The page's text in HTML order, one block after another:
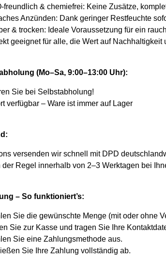
freundlich & chemiefrei: Keine Zusätze,
Anzünden: Dank geringer Restfeuchte
& trocken: Ideale Voraussetzung für ein
geeignet für alle, die Wert auf Nachhaltigkeit
(Mo–Sa, 9:00–13:00 Uhr):
Sie bei Selbstabholung!
verfügbar – Ware ist immer auf Lager
versenden wir schnell mit DPD
der Regel innerhalb von 2–3 Werktagen bei
– So funktioniert’s:
Sie die gewünschte Menge (mit oder ohne
Sie zur Kasse und tragen Sie Ihre
Sie eine Zahlungsmethode aus.
Sie Ihre Zahlung vollständig ab.